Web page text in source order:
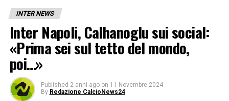
INTER NEWS
Inter Napoli, Calhanoglu sui social:
«Prima sei sul tetto del mondo,
poi…»
Published 2 anni ago on 11 Novembre 2024
By Redazione CalcioNews24